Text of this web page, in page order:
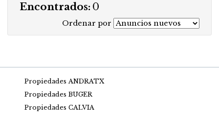
Encontrados: 0
Ordenar por
Propiedades ANDRATX
Propiedades BUGER
Propiedades CALVIA